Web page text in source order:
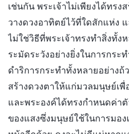
เช่นกัน พระเจ้าไม่เพียงได้ทรง
วางดวงอาทิตย์ไว้ที่ใดสักแห่ง
ไม่ใช่วิธีที่พระเจ้าทรงทำสิ่งทั้ง
ระมัดระวังอย่างยิ่งในการกระ
ดำริการกระทำทั้งหลายอย่างถ้
สร้างดวงตาให้แก่มวลมนุษย์เพื่
และพระองค์ได้ทรงกำหนดค่า
ของแสงซึ่งมนุษย์ใช้ในการมอง